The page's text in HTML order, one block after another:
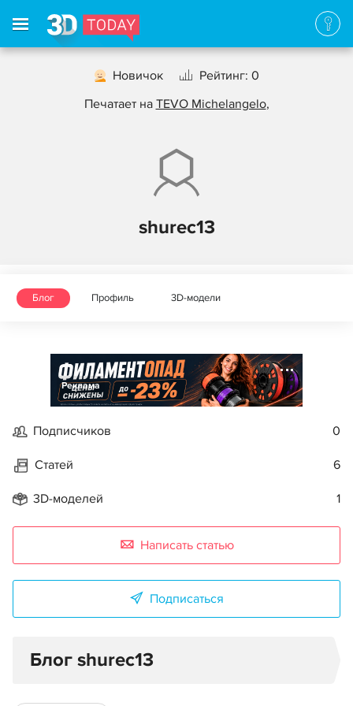
Новичок
Рейтинг: 0
Печатает на TEVO Michelangelo,
shurec13
Блог Профиль 3D-модели
Реклама
Подписчиков 0
Статей 6
3D-моделей 1
Написать статью
Подписаться
Блог shurec13